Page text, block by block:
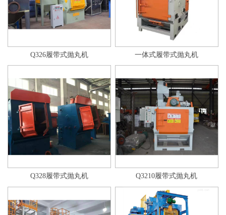
Q326履带式抛丸机 一体式履带式抛丸机
Q328履带式抛丸机 Q3210履带式抛丸机